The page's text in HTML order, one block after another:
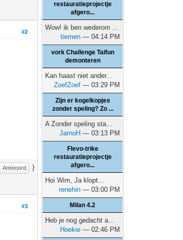
#2
Antwoord }
#3
restauratieprojectje
afgero...
Wow! ik ben wederom ...
tiemen — 04:14 PM
vork Challenge Taifun
demonteren
Kan haast niet ander...
ZoefZoef — 03:29 PM
Zijn er kogelkopjes
zonder speling? Zo ...
A Zonder speling sta...
JarnoH — 03:13 PM
Flevo-trike
restauratieprojectje
afgero...
Hoi Wim, Ja klopt...
renehin — 03:00 PM
Milan 4.2
Heb je nog gedacht a...
Hoekie — 02:46 PM